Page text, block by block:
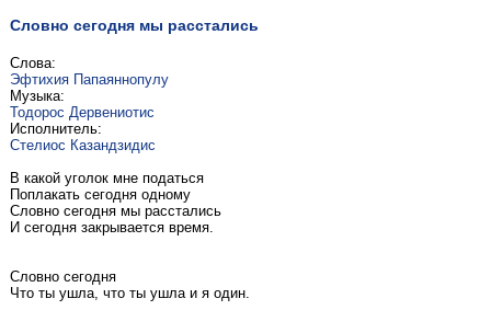
Словно сегодня мы расстались
Слова:
Эфтихия Папаяннопулу
Музыка:
Тодорос Дервениотис
Исполнитель:
Стелиос Казандзидис
В какой уголок мне податься
Поплакать сегодня одному
Словно сегодня мы расстались
И сегодня закрывается время.
Словно сегодня
Что ты ушла, что ты ушла и я один.